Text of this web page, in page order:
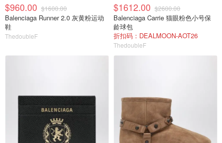
$960.00 $1600.00
Balenciaga Runner 2.0 灰黄粉运动
鞋
ThedoubleF
$1612.00 $2600.00
Balenciaga Carrie 猫眼粉色小号保
龄球包
折扣码：DEALMOON-AOT26
ThedoubleF